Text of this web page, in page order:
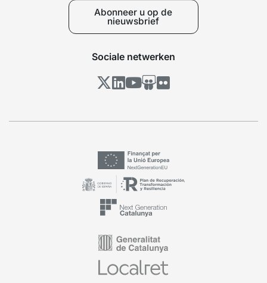
Abonneer u op de
nieuwsbrief
Sociale netwerken